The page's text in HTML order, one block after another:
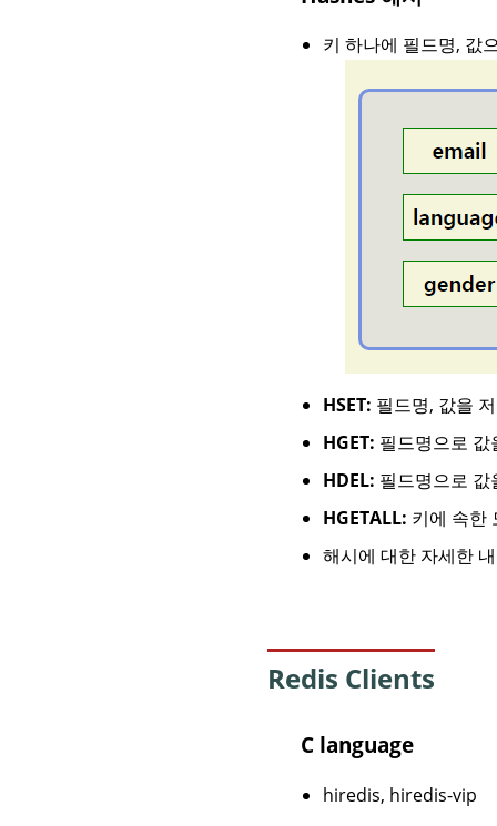
키 하나에 필드명, 값
HSET: 필드명, 값을
HGET: 필드명으로 값
HDEL: 필드명으로 값
HGETALL: 키에 속한
해시에 대한 자세한
Redis Clients
C language
hiredis, hiredis-vip